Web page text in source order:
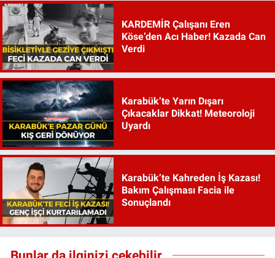
KARDEMİR Çalışanı Eren
Köse’den Acı Haber! Kazada Can
Verdi
Karabük’te Yarın Dışarı
Çıkacaklar Dikkat! Meteoroloji
Uyardı
Karabük’te Kahreden İş Kazası!
Bakım Çalışması Facia ile
Sonuçlandı